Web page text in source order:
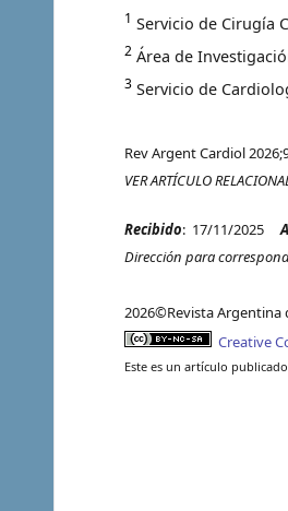
1 Servicio de Cirugía
2Área de
3Servicio de
Rev Argent Cardiol
VER ARTÍCULO
Recibido: 17/11/2025
Dirección para
2026©Revista Argentina
Creative
Este es un artículo